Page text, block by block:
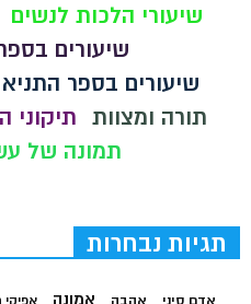
שיעורי הלכות לנשים
שיעורים
שיעורים בספר
תורה ומצוות
תמונה של
תגיות נבחרות